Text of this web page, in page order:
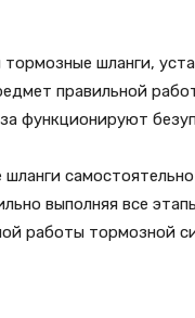
шланги,
правильной
функционируют
выполняя все
работы тормозной